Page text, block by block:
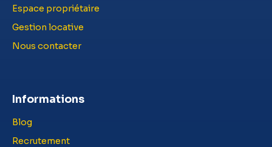
Espace propriétaire
Gestion locative
Nous contacter
Informations
Blog
Recrutement